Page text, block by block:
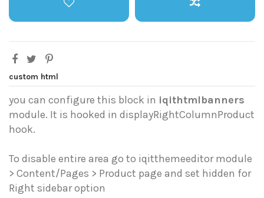
custom html
you can configure this block in iqithtmlbanners
module. It is hooked in displayRightColumnProduct
hook.
To disable entire area go to iqitthemeeditor module
> Content/Pages > Product page and set hidden for
Right sidebar option